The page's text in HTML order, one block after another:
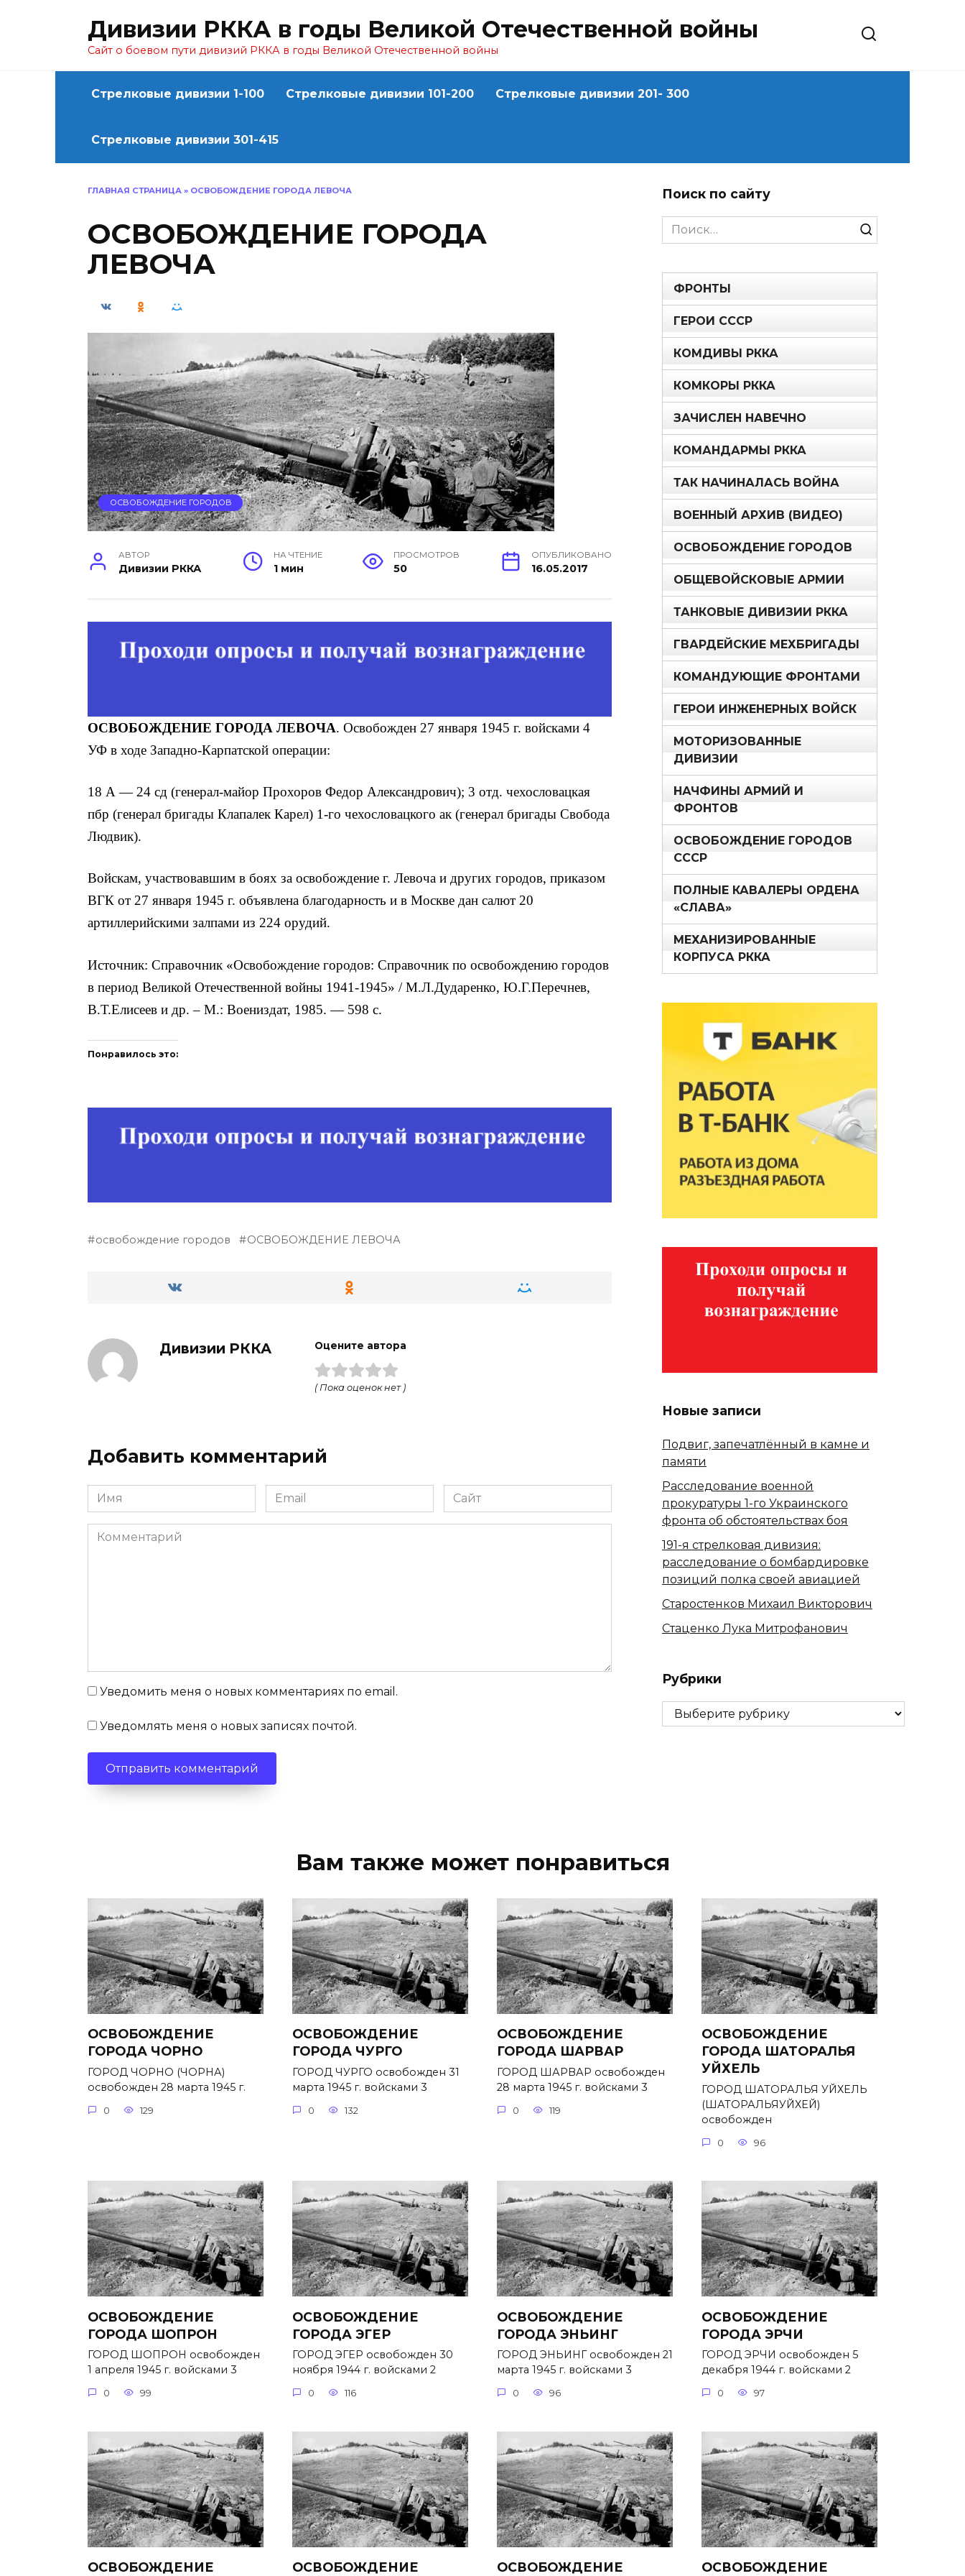
Дивизии РККА в годы Великой Отечественной войны
Сайт о боевом пути дивизий РККА в годы Великой Отечественной войны
Стрелковые дивизии 1-100 Стрелковые дивизии 101-200 Стрелковые дивизии 201- 300
Стрелковые дивизии 301-415
ГЛАВНАЯ СТРАНИЦА » ОСВОБОЖДЕНИЕ ГОРОДА ЛЕВОЧА
ОСВОБОЖДЕНИЕ ГОРОДА
ЛЕВОЧА
ОСВОБОЖДЕНИЕ ГОРОДОВ
АВТОР
Дивизии РККА
НА ЧТЕНИЕ
1 мин
ПРОСМОТРОВ
50
ОПУБЛИКОВАНО
16.05.2017
ОСВОБОЖДЕНИЕ ГОРОДА ЛЕВОЧА. Освобожден 27 января 1945 г. войсками 4
УФ в ходе Западно-Карпатской операции:
18 А — 24 сд (генерал-майор Прохоров Федор Александрович); 3 отд. чехословацкая
пбр (генерал бригады Клапалек Карел) 1-го чехословацкого ак (генерал бригады Свобода
Людвик).
Войскам, участвовавшим в боях за освобождение г. Левоча и других городов, приказом
ВГК от 27 января 1945 г. объявлена благодарность и в Москве дан салют 20
артиллерийскими залпами из 224 орудий.
Источник: Справочник «Освобождение городов: Справочник по освобождению городов
в период Великой Отечественной войны 1941-1945» / М.Л.Дударенко, Ю.Г.Перечнев,
В.Т.Елисеев и др. – М.: Воениздат, 1985. — 598 с.
Понравилось это:
освобождение городов ОСВОБОЖДЕНИЕ ЛЕВОЧА
Дивизии РККА Оцените автора
( Пока оценок нет )
Добавить комментарий
Имя Email Сайт
Комментарий
Уведомить меня о новых комментариях по email.
Уведомлять меня о новых записях почтой.
Поиск по сайту
Search
for:
ФРОНТЫ
ГЕРОИ СССР
КОМДИВЫ РККА
КОМКОРЫ РККА
ЗАЧИСЛЕН НАВЕЧНО
КОМАНДАРМЫ РККА
ТАК НАЧИНАЛАСЬ ВОЙНА
ВОЕННЫЙ АРХИВ (ВИДЕО)
ОСВОБОЖДЕНИЕ ГОРОДОВ
ОБЩЕВОЙСКОВЫЕ АРМИИ
ТАНКОВЫЕ ДИВИЗИИ РККА
ГВАРДЕЙСКИЕ МЕХБРИГАДЫ
КОМАНДУЮЩИЕ ФРОНТАМИ
ГЕРОИ ИНЖЕНЕРНЫХ ВОЙСК
МОТОРИЗОВАННЫЕ
ДИВИЗИИ
НАЧФИНЫ АРМИЙ И
ФРОНТОВ
ОСВОБОЖДЕНИЕ ГОРОДОВ
СССР
ПОЛНЫЕ КАВАЛЕРЫ ОРДЕНА
«СЛАВА»
МЕХАНИЗИРОВАННЫЕ
КОРПУСА РККА
Новые записи
Подвиг, запечатлённый в камне и
памяти
Расследование военной
прокуратуры 1-го Украинского
фронта об обстоятельствах боя
191-я стрелковая дивизия:
расследование о бомбардировке
позиций полка своей авиацией
Старостенков Михаил Викторович
Стаценко Лука Митрофанович
Рубрики
Рубрики
Вам также может понравиться
ОСВОБОЖДЕНИЕ
ГОРОДА ЧОРНО
ГОРОД ЧОРНО (ЧОРНА)
освобожден 28 марта 1945 г.
0 129
ОСВОБОЖДЕНИЕ
ГОРОДА ЧУРГО
ГОРОД ЧУРГО освобожден 31
марта 1945 г. войсками 3
0 132
ОСВОБОЖДЕНИЕ
ГОРОДА ШАРВАР
ГОРОД ШАРВАР освобожден
28 марта 1945 г. войсками 3
0 119
ОСВОБОЖДЕНИЕ
ГОРОДА ШАТОРАЛЬЯ
УЙХЕЛЬ
ГОРОД ШАТОРАЛЬЯ УЙХЕЛЬ
(ШАТОРАЛЬЯУЙХЕЙ)
освобожден
0 96
ОСВОБОЖДЕНИЕ
ГОРОДА ШОПРОН
ГОРОД ШОПРОН освобожден
1 апреля 1945 г. войсками 3
0 99
ОСВОБОЖДЕНИЕ
ГОРОДА ЭГЕР
ГОРОД ЭГЕР освобожден 30
ноября 1944 г. войсками 2
0 116
ОСВОБОЖДЕНИЕ
ГОРОДА ЭНЬИНГ
ГОРОД ЭНЬИНГ освобожден 21
марта 1945 г. войсками 3
0 96
ОСВОБОЖДЕНИЕ
ГОРОДА ЭРЧИ
ГОРОД ЭРЧИ освобожден 5
декабря 1944 г. войсками 2
0 97
ОСВОБОЖДЕНИЕ ОСВОБОЖДЕНИЕ ОСВОБОЖДЕНИЕ ОСВОБОЖДЕНИЕ